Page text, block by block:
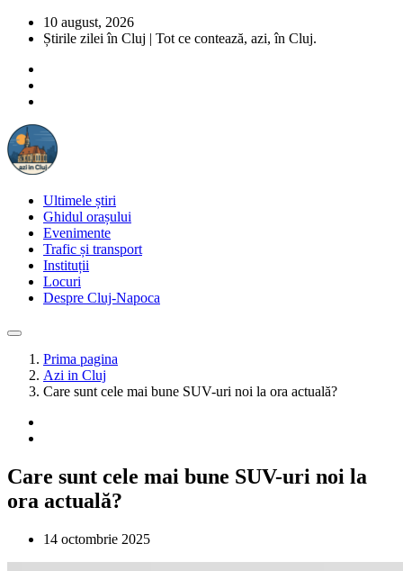
10 august, 2026
Știrile zilei în Cluj | Tot ce contează, azi, în Cluj.
Ultimele știri
Ghidul orașului
Evenimente
Trafic și transport
Instituții
Locuri
Despre Cluj-Napoca
Prima pagina
Azi in Cluj
Care sunt cele mai bune SUV-uri noi la ora actuală?
Care sunt cele mai bune SUV-uri noi la
ora actuală?
14 octombrie 2025